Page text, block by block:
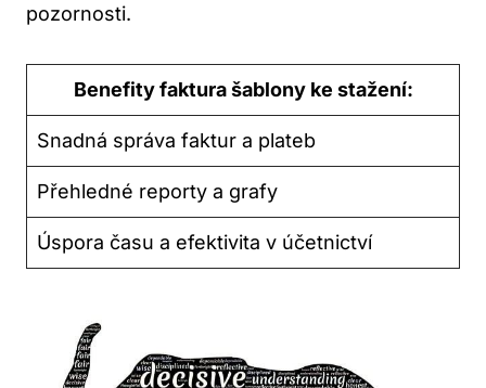
pozornosti.
Benefity faktura šablony ⁢ke‌ stažení:
Snadná správa faktur a plateb
Přehledné reporty a grafy
Úspora času a efektivita v účetnictví